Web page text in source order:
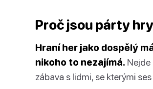
Proč jsou párty
Hraní her jako dospělý
nikoho to nezajímá. Nejde
zábava s lidmi, se kterými